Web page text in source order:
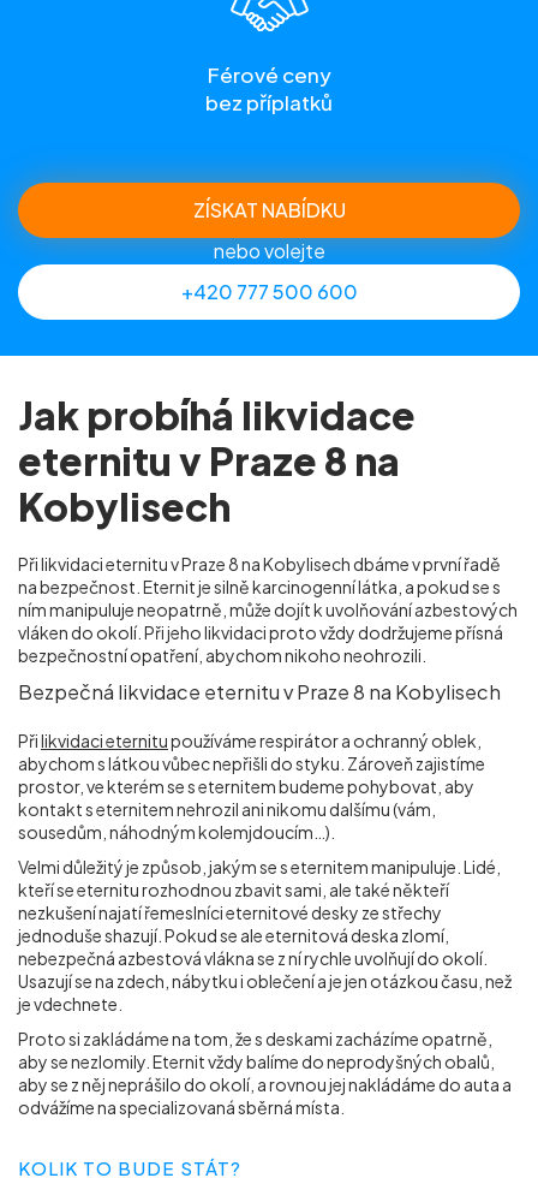
Férové ceny
bez příplatků
ZÍSKAT NABÍDKU
nebo volejte
+420 777 500 600
Jak probíhá likvidace
eternitu v Praze 8 na
Kobylisech
Při likvidaci eternitu v Praze 8 na Kobylisech dbáme v první řadě
na bezpečnost. Eternit je silně karcinogenní látka, a pokud se s
ním manipuluje neopatrně, může dojít k uvolňování azbestových
vláken do okolí. Při jeho likvidaci proto vždy dodržujeme přísná
bezpečnostní opatření, abychom nikoho neohrozili.
Bezpečná likvidace eternitu v Praze 8 na Kobylisech
Přilikvidaci eternitupoužíváme respirátor a ochranný oblek,
abychom s látkou vůbec nepřišli do styku. Zároveň zajistíme
prostor, ve kterém se s eternitem budeme pohybovat, aby
kontakt s eternitem nehrozil ani nikomu dalšímu (vám,
sousedům, náhodným kolemjdoucím…).
Velmi důležitý je způsob, jakým se s eternitem manipuluje. Lidé,
kteří se eternitu rozhodnou zbavit sami, ale také někteří
nezkušení najatí řemeslníci eternitové desky ze střechy
jednoduše shazují. Pokud se ale eternitová deska zlomí,
nebezpečná azbestová vlákna se z ní rychle uvolňují do okolí.
Usazují se na zdech, nábytku i oblečení a je jen otázkou času, než
je vdechnete.
Proto si zakládáme na tom, že s deskami zacházíme opatrně,
aby se nezlomily. Eternit vždy balíme do neprodyšných obalů,
aby se z něj neprášilo do okolí, a rovnou jej nakládáme do auta a
odvážíme na specializovaná sběrná místa.
KOLIK TO BUDE STÁT?